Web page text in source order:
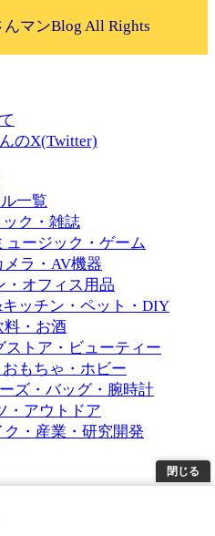
閉じる
マンBlog All Rights
のX(Twitter)
一覧
ク・雑誌
ュージック・ゲーム
メラ・AV機器
オフィス用品
ッチン・ペット・DIY
料・お酒
ストア・ビューティー
もちゃ・ホビー
ズ・バッグ・腕時計
・アウトドア
ク・産業・研究開発